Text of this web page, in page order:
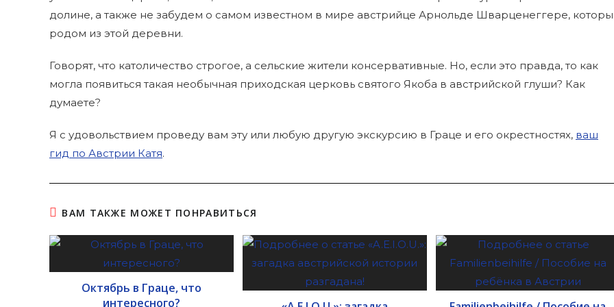
долине, а также не забудем о самом известном в мире австрийце Арнольде Шварценеггере,
родом из этой деревни.
Говорят, что католичество строгое, а сельские жители консервативные. Но, если это правда, то как
могла появиться такая необычная приходская церковь святого Якоба в австрийской глуши? Как
думаете?
Я с удовольствием проведу вам эту или любую другую экскурсию в Граце и его окрестностях, ваш
гид по Австрии Катя.
ВАМ ТАКЖЕ МОЖЕТ ПОНРАВИТЬСЯ
Октябрь в Граце, что
интересного?